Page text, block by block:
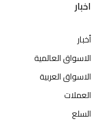
اخبار
أخبار
الاسواق العالمية
الاسواق العربية
العملات
السلع